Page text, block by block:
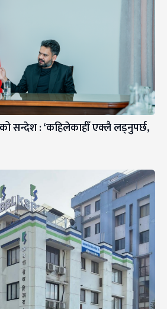
सन्देश : ‘कहिलेकाहीँ एक्लै लड्नुपर्छ,